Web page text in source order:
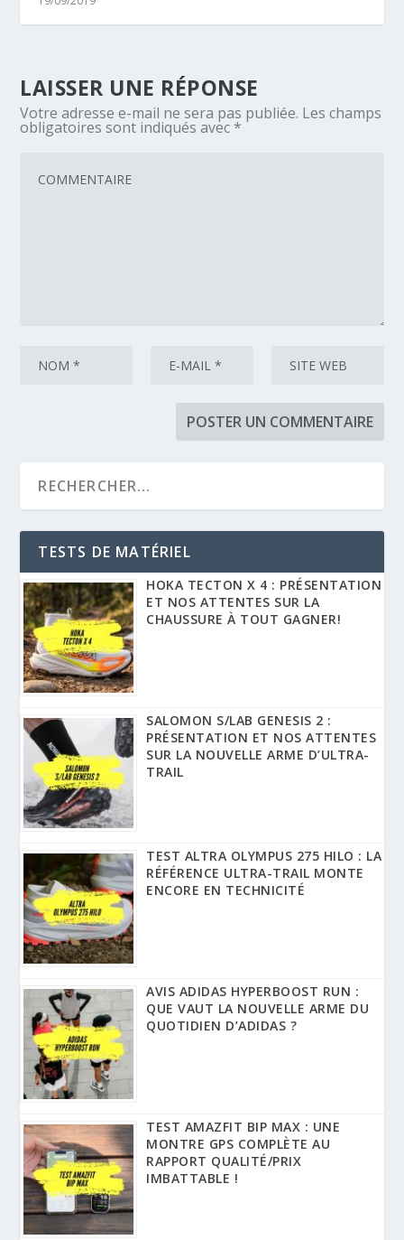
LAISSER UNE RÉPONSE
Votre adresse e-mail ne sera pas publiée. Les champs
obligatoires sont indiqués avec *
TESTS DE MATÉRIEL
HOKA TECTON X 4 : PRÉSENTATION
ET NOS ATTENTES SUR LA
CHAUSSURE À TOUT GAGNER!
SALOMON S/LAB GENESIS 2 :
PRÉSENTATION ET NOS ATTENTES
SUR LA NOUVELLE ARME D’ULTRA-
TRAIL
TEST ALTRA OLYMPUS 275 HILO : LA
RÉFÉRENCE ULTRA-TRAIL MONTE
ENCORE EN TECHNICITÉ
AVIS ADIDAS HYPERBOOST RUN :
QUE VAUT LA NOUVELLE ARME DU
QUOTIDIEN D’ADIDAS ?
TEST AMAZFIT BIP MAX : UNE
MONTRE GPS COMPLÈTE AU
RAPPORT QUALITÉ/PRIX
IMBATTABLE !